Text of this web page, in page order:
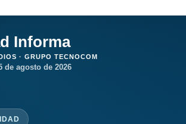
Informa
· GRUPO TECNOCOM
de agosto de 2026